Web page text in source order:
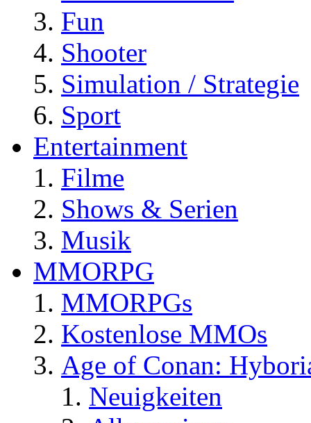
Fun
Shooter
Simulation / Strategie
Sport
Entertainment
Filme
Shows & Serien
Musik
MMORPG
MMORPGs
Kostenlose MMOs
Age of Conan:
Neuigkeiten